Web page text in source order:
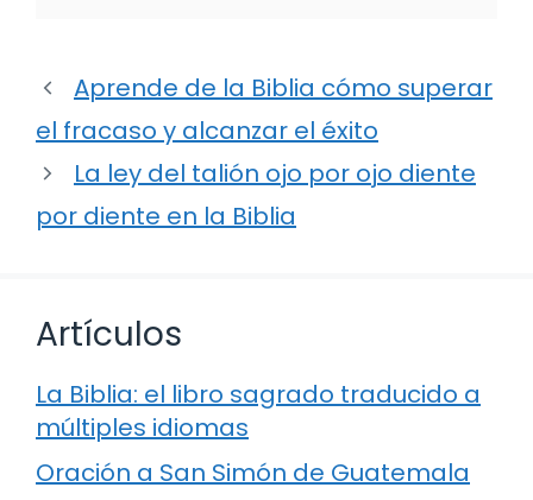
Aprende de la Biblia cómo superar
el fracaso y alcanzar el éxito
La ley del talión ojo por ojo diente
por diente en la Biblia
Artículos
La Biblia: el libro sagrado traducido a
múltiples idiomas
Oración a San Simón de Guatemala